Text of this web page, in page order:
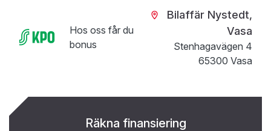
Hos oss får du
bonus
Bilaffär Nystedt,
Vasa
Stenhagavägen 4
65300 Vasa
Räkna finansiering